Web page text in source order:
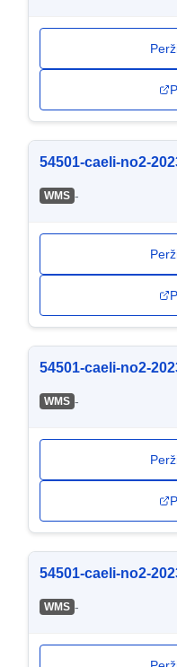
54501-caeli-no2-
WMS -
54501-caeli-no2-
WMS -
54501-caeli-no2-
WMS -